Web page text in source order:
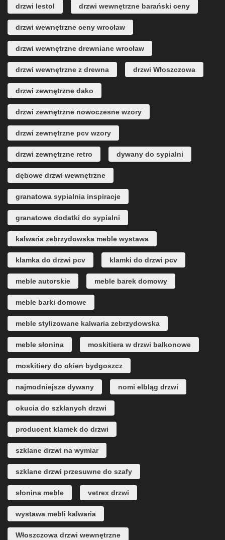
drzwi lestol drzwi wewnętrzne barański ceny
drzwi wewnętrzne ceny wrocław
drzwi wewnętrzne drewniane wrocław
drzwi wewnętrzne z drewna drzwi Włoszczowa
drzwi zewnętrzne dako
drzwi zewnętrzne nowoczesne wzory
drzwi zewnętrzne pcv wzory
drzwi zewnętrzne retro dywany do sypialni
dębowe drzwi wewnętrzne
granatowa sypialnia inspiracje
granatowe dodatki do sypialni
kalwaria zebrzydowska meble wystawa
klamka do drzwi pcv klamki do drzwi pcv
meble autorskie meble barek domowy
meble barki domowe
meble stylizowane kalwaria zebrzydowska
meble słonina moskitiera w drzwi balkonowe
moskitiery do okien bydgoszcz
najmodniejsze dywany nomi elbląg drzwi
okucia do szklanych drzwi
producent klamek do drzwi
szklane drzwi na wymiar
szklane drzwi przesuwne do szafy
słonina meble vetrex drzwi
wystawa mebli kalwaria
Włoszczowa drzwi wewnętrzne